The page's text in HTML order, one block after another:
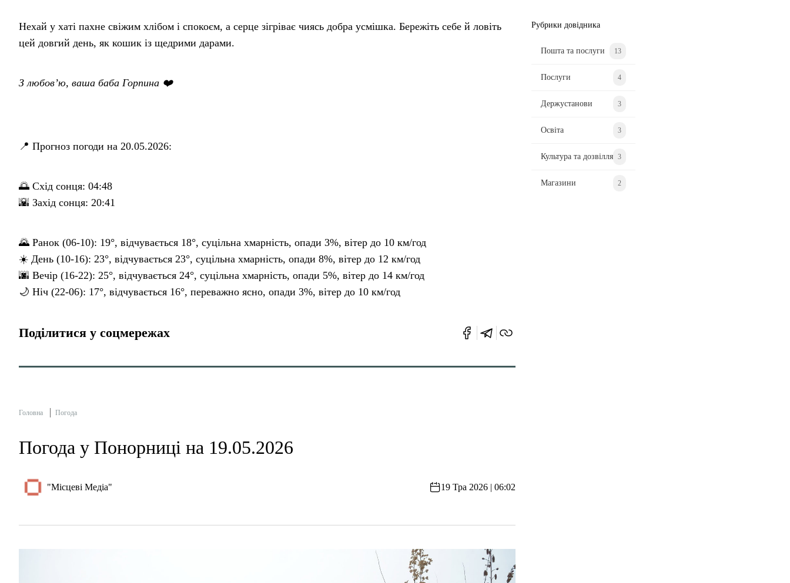
Нехай у хаті пахне свіжим хлібом і спокоєм, а серце зігріває чиясь добра усмішка. Бережіть себе й ловіть
цей довгий день, як кошик із щедрими дарами.
З любов’ю, ваша баба Горпина ❤️
📍 Прогноз погоди на 20.05.2026:
🌅 Схід сонця: 04:48
🌇 Захід сонця: 20:41
🌄 Ранок (06-10): 19°, відчувається 18°, суцільна хмарність, опади 3%, вітер до 10 км/год
☀️ День (10-16): 23°, відчувається 23°, суцільна хмарність, опади 8%, вітер до 12 км/год
🌆 Вечір (16-22): 25°, відчувається 24°, суцільна хмарність, опади 5%, вітер до 14 км/год
🌙 Ніч (22-06): 17°, відчувається 16°, переважно ясно, опади 3%, вітер до 10 км/год
Поділитися у соцмережах
Головна Погода
Погода у Понорниці на 19.05.2026
"Місцеві Медіа" 19 Тра 2026 | 06:02
Рубрики довідника
Пошта та послуги 13
Послуги 4
Держустанови 3
Освіта 3
Культура та дозвілля 3
Магазини 2